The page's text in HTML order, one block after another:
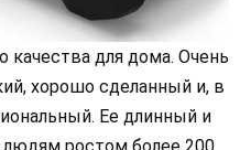
для дома. Очень
хорошо сделанный и, в
Ее длинный и
ростом более 200